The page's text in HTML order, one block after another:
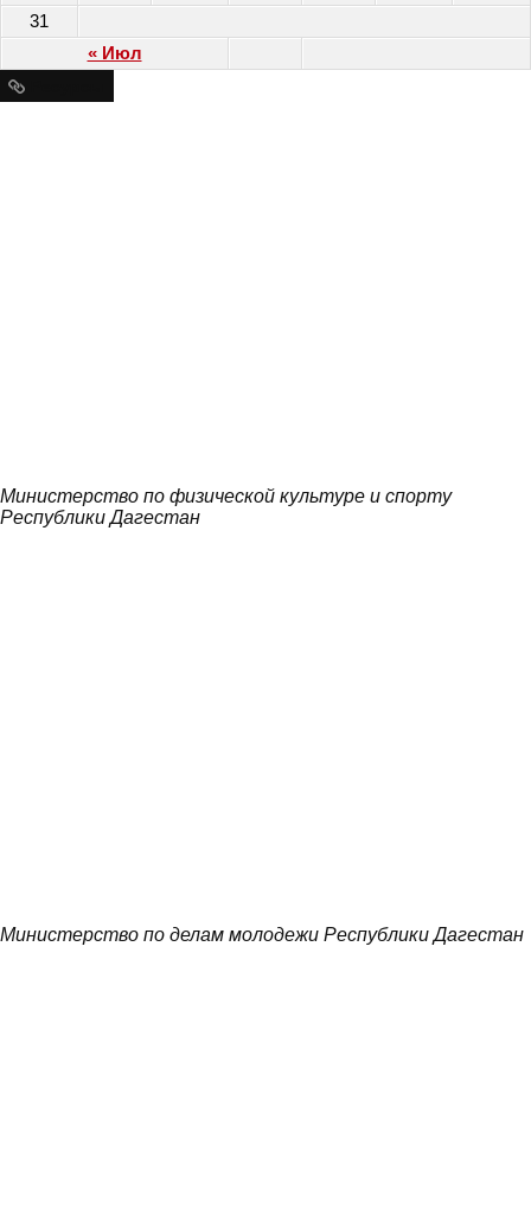
« Июл
31
Министерство по физической культуре и спорту
Республики Дагестан
Министерство по делам молодежи Республики Дагестан